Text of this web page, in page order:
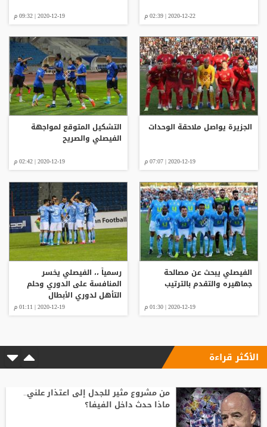
2020-12-22 | 02:39 م 2020-12-19 | 09:32 م
الجزيرة يواصل ملاحقة الوحدات
2020-12-19 | 07:07 م
التشكيل المتوقع لمواجهة
الفيصلي والصريح
2020-12-19 | 02:42 م
الفيصلي يبحث عن مصالحة
جماهيره والتقدم بالترتيب
2020-12-19 | 01:30 م
رسمياً ،، الفيصلي يخسر
المنافسة على الدوري وحلم
التأهل لدوري الأبطال
2020-12-19 | 01:11 م
الأكثر قراءة
من مشروع مثير للجدل إلى اعتذار علني..
ماذا حدث داخل الفيفا؟